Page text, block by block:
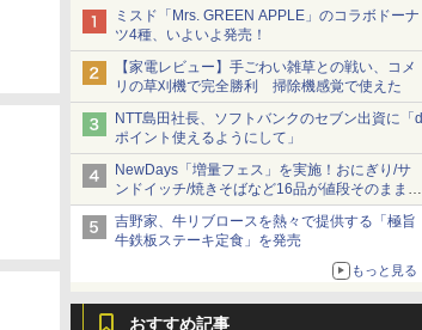
ミスド「Mrs. GREEN APPLE」のコラボドーナ
ツ4種、いよいよ発売！
【家電レビュー】手ごわい雑草との戦い、コメ
リの草刈機で完全勝利 掃除機感覚で使えた
NTT島田社長、ソフトバンクのセブン出資に「d
ポイント使えるようにして」
NewDays「増量フェス」を実施！おにぎり/サ
ンドイッチ/焼きそばなど16品が値段そのままで
ボリュームアップ
吉野家、牛リブロースを熱々で提供する「極旨
牛鉄板ステーキ定食」を発売
もっと見る
おすすめ記事